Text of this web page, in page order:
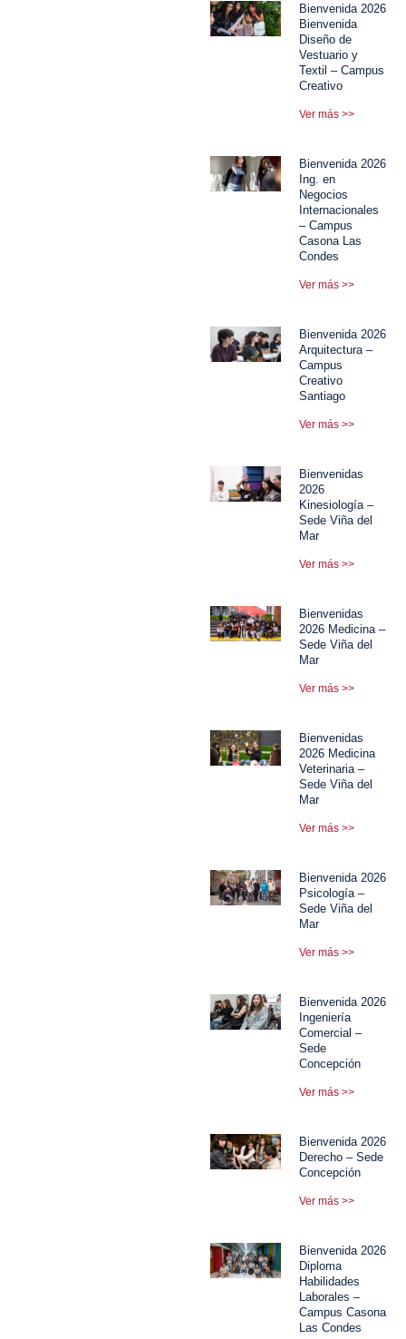
Bienvenida 2026
Bienvenida
Diseño de
Vestuario y
Textil – Campus
Creativo
Ver más >>
Bienvenida 2026
Ing. en
Negocios
Internacionales
– Campus
Casona Las
Condes
Ver más >>
Bienvenida 2026
Arquitectura –
Campus
Creativo
Santiago
Ver más >>
Bienvenidas
2026
Kinesiología –
Sede Viña del
Mar
Ver más >>
Bienvenidas
2026 Medicina –
Sede Viña del
Mar
Ver más >>
Bienvenidas
2026 Medicina
Veterinaria –
Sede Viña del
Mar
Ver más >>
Bienvenida 2026
Psicología –
Sede Viña del
Mar
Ver más >>
Bienvenida 2026
Ingeniería
Comercial –
Sede
Concepción
Ver más >>
Bienvenida 2026
Derecho – Sede
Concepción
Ver más >>
Bienvenida 2026
Diploma
Habilidades
Laborales –
Campus Casona
Las Condes